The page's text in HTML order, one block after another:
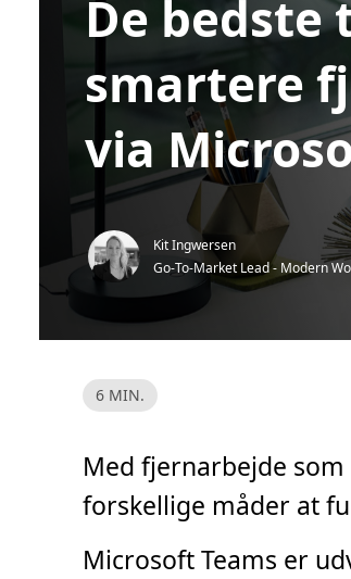
De bedste
smartere
via
Kit Ingwersen
Go-To-Market Lead - Modern
L
æ
d
n
.
6 MIN.
Med fjernarbejde
forskellige måder at
Microsoft Teams er